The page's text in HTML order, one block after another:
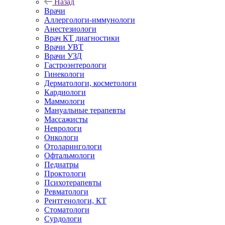
Назад
Врачи
Аллергологи-иммунологи
Анестезиологи
Врач КТ диагностики
Врачи УВТ
Врачи УЗД
Гастроэнтерологи
Гинекологи
Дерматологи, косметологи
Кардиологи
Маммологи
Мануальные терапевты
Массажисты
Неврологи
Онкологи
Отоларингологи
Офтальмологи
Педиатры
Проктологи
Психотерапевты
Ревматологи
Рентгенологи, КТ
Стоматологи
Сурдологи